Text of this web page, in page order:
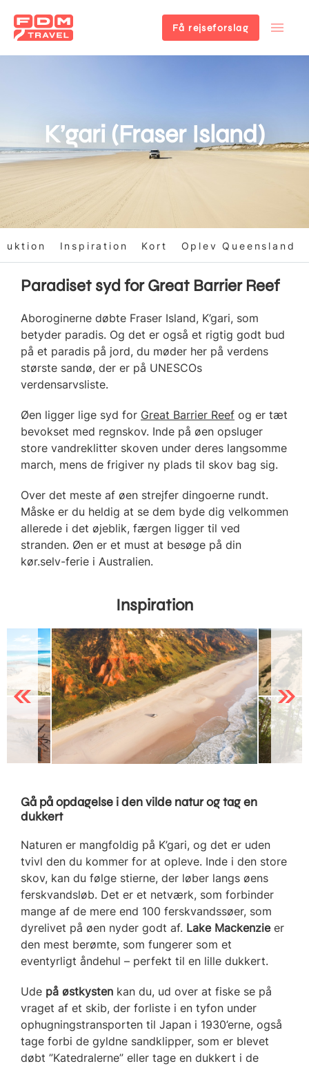
Få rejseforslag
K’gari (Fraser Island)
Inspiration Kort Oplev Queensland
Paradiset syd for Great Barrier Reef
Aboroginerne døbte Fraser Island, K’gari, som
betyder paradis. Og det er også et rigtig godt bud
på et paradis på jord, du møder her på verdens
største sandø, der er på UNESCOs
verdensarvsliste.
Øen ligger lige syd for Great Barrier Reef og er tæt
bevokset med regnskov. Inde på øen opsluger
store vandreklitter skoven under deres langsomme
march, mens de frigiver ny plads til skov bag sig.
Over det meste af øen strejfer dingoerne rundt.
Måske er du heldig at se dem byde dig velkommen
allerede i det øjeblik, færgen ligger til ved
stranden. Øen er et must at besøge på din
kør.selv-ferie i Australien.
Inspiration
Previous Next
Gå på opdagelse i den vilde natur og tag en
dukkert
Naturen er mangfoldig på K’gari, og det er uden
tvivl den du kommer for at opleve. Inde i den store
skov, kan du følge stierne, der løber langs øens
ferskvandsløb. Det er et netværk, som forbinder
mange af de mere end 100 ferskvandssøer, som
dyrelivet på øen nyder godt af. Lake Mackenzieer
den mest berømte, som fungerer som et
eventyrligt åndehul – perfekt til en lille dukkert.
Ude på østkysten kan du, ud over at fiske se på
vraget af et skib, der forliste i en tyfon under
ophugningstransporten til Japan i 1930’erne, også
tage forbi de gyldne sandklipper, som er blevet
døbt ”Katedralerne” eller tage en dukkert i de